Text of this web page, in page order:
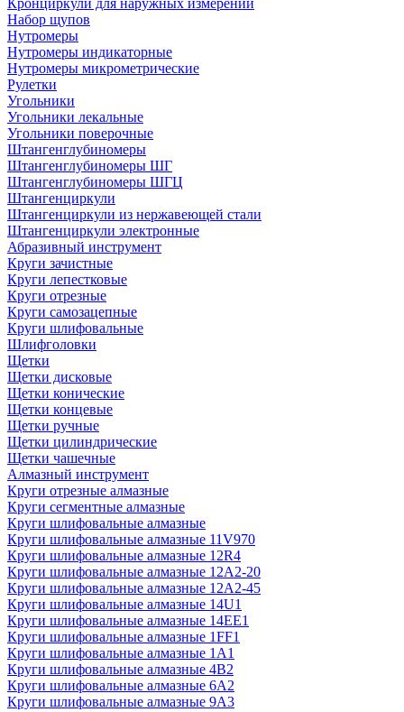
Кронциркули для наружных измерений
Набор щупов
Нутромеры
Нутромеры индикаторные
Нутромеры микрометрические
Рулетки
Угольники
Угольники лекальные
Угольники поверочные
Штангенглубиномеры
Штангенглубиномеры ШГ
Штангенглубиномеры ШГЦ
Штангенциркули
Штангенциркули из нержавеющей стали
Штангенциркули электронные
Абразивный инструмент
Круги зачистные
Круги лепестковые
Круги отрезные
Круги самозацепные
Круги шлифовальные
Шлифголовки
Щетки
Щетки дисковые
Щетки конические
Щетки концевые
Щетки ручные
Щетки цилиндрические
Щетки чашечные
Алмазный инструмент
Круги отрезные алмазные
Круги сегментные алмазные
Круги шлифовальные алмазные
Круги шлифовальные алмазные 11V970
Круги шлифовальные алмазные 12R4
Круги шлифовальные алмазные 12А2-20
Круги шлифовальные алмазные 12А2-45
Круги шлифовальные алмазные 14U1
Круги шлифовальные алмазные 14ЕЕ1
Круги шлифовальные алмазные 1FF1
Круги шлифовальные алмазные 1А1
Круги шлифовальные алмазные 4В2
Круги шлифовальные алмазные 6A2
Круги шлифовальные алмазные 9А3